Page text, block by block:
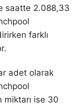
saatte 2.088,33
farklı
adet olarak
miktarı ise 30